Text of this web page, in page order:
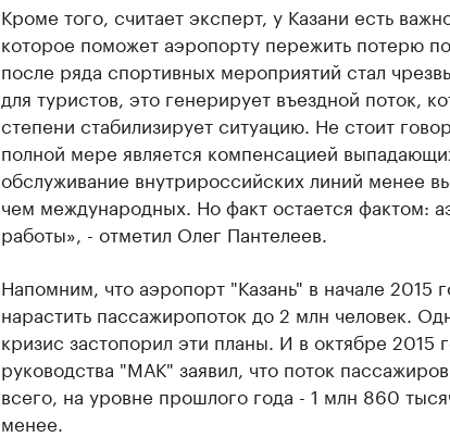
Кроме того, считает эксперт, у Казани есть
которое поможет аэропорту пережить потерю
после ряда спортивных мероприятий стал
для туристов, это генерирует въездной поток,
степени стабилизирует ситуацию. Не стоит
полной мере является компенсацией
обслуживание внутрироссийских линий менее
чем международных. Но факт остается фактом:
работы», - отметил Олег Пантелеев.
Напомним, что аэропорт "Казань" в начале 2015
нарастить пассажиропоток до 2 млн человек.
кризис застопорил эти планы. И в октябре 2015
руководства "МАК" заявил, что поток
всего, на уровне прошлого года - 1 млн 860
менее.